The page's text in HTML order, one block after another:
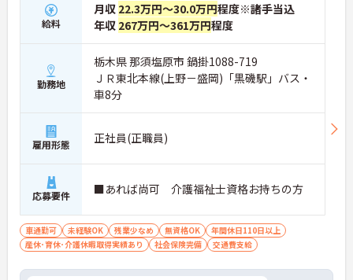
給料
月収 22.3万円～30.0万円程度※諸手当込
年収 267万円～361万円程度
勤務地
栃木県 那須塩原市 鍋掛1088-719
ＪＲ東北本線(上野－盛岡)「黒磯駅」バス・
車8分
雇用形態 正社員(正職員)
応募要件 ■あれば尚可 介護福祉士資格お持ちの方
車通勤可 未経験OK 残業少なめ 無資格OK
年間休日110日以上
産休･育休･介護休暇取得実績あり
社会保険完備 交通費支給